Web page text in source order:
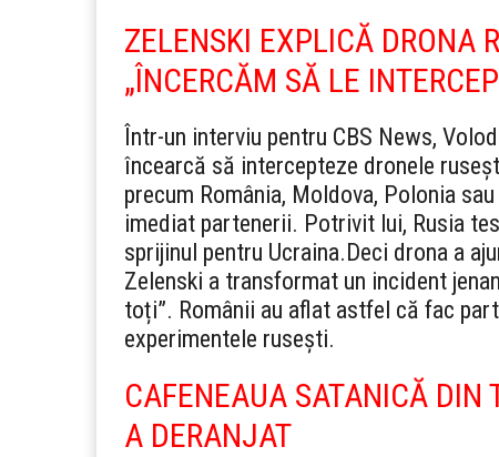
ZELENSKI EXPLICĂ DRONA
„ÎNCERCĂM SĂ LE
Într-un interviu pentru CBS News,
încearcă să intercepteze dronele
precum România, Moldova, Polonia
imediat partenerii. Potrivit lui, Rusia
sprijinul pentru Ucraina.Deci drona a
Zelenski a transformat un incident
toți”. Românii au aflat astfel că fac
experimentele rusești.
CAFENEAUA SATANICĂ
A DERANJAT